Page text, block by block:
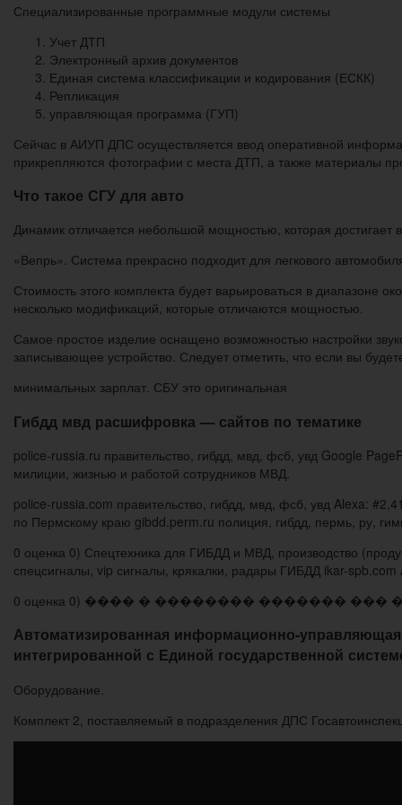
Специализированные программные модули системы
Учет ДТП
Электронный архив документов
Единая система классификации и кодирования (ЕСКК)
Репликация
управляющая программа (ГУП)
Сейчас в АИУП ДПС осуществляется ввод оперативной
прикрепляются фотографии с места ДТП, а также материалы
Что такое СГУ для авто
Динамик отличается небольшой мощностью, которая достигает
«Вепрь». Система прекрасно подходит для легкового
Стоимость этого комплекта будет варьироваться в
несколько модификаций, которые отличаются мощностью.
Самое простое изделие оснащено возможностью настройки
записывающее устройство. Следует отметить, что если вы
минимальных зарплат. СБУ это оригинальная
Гибдд мвд расшифровка — сайтов по тематике
police-russia.ru правительство, гибдд, мвд, фсб, увд Google
милиции, жизнью и работой сотрудников МВД.
police-russia.com правительство, гибдд, мвд, фсб, увд Alexa:
по Пермскому краю gibdd.perm.ru полиция, гибдд, пермь, ру,
0 оценка 0) Спецтехника для ГИБДД и МВД, производство
спецсигналы, vip сигналы, крякалки, радары ГИБДД ikar-
0 оценка 0) ���� � �������� ������� ���
Автоматизированная информационно-
интегрированной с Единой государственной
Оборудование.
Комплект 2, поставляемый в подразделения ДПС